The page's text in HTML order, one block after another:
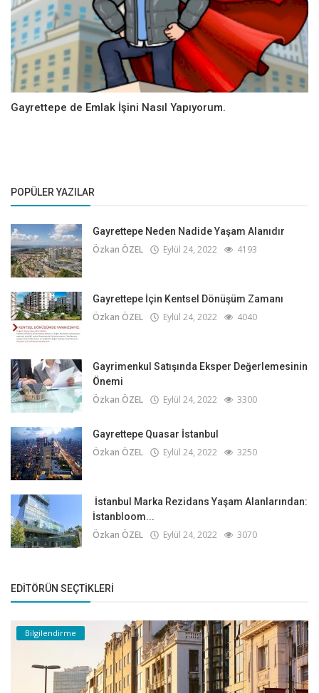
Gayrettepe de Emlak İşini Nasıl Yapıyorum.
POPÜLER YAZILAR
Gayrettepe Neden Nadide Yaşam Alanıdır
Özkan ÖZEL Eylül 24, 2022 4193
Gayrettepe İçin Kentsel Dönüşüm Zamanı
Özkan ÖZEL Eylül 24, 2022 4040
Gayrimenkul Satışında Eksper Değerlemesinin
Önemi
Özkan ÖZEL Eylül 24, 2022 3300
Gayrettepe Quasar İstanbul
Özkan ÖZEL Eylül 24, 2022 3250
İstanbul Marka Rezidans Yaşam Alanlarından:
İstanbloom...
Özkan ÖZEL Eylül 24, 2022 3070
EDITÖRÜN SEÇTIKLERI
Bilgilendirme